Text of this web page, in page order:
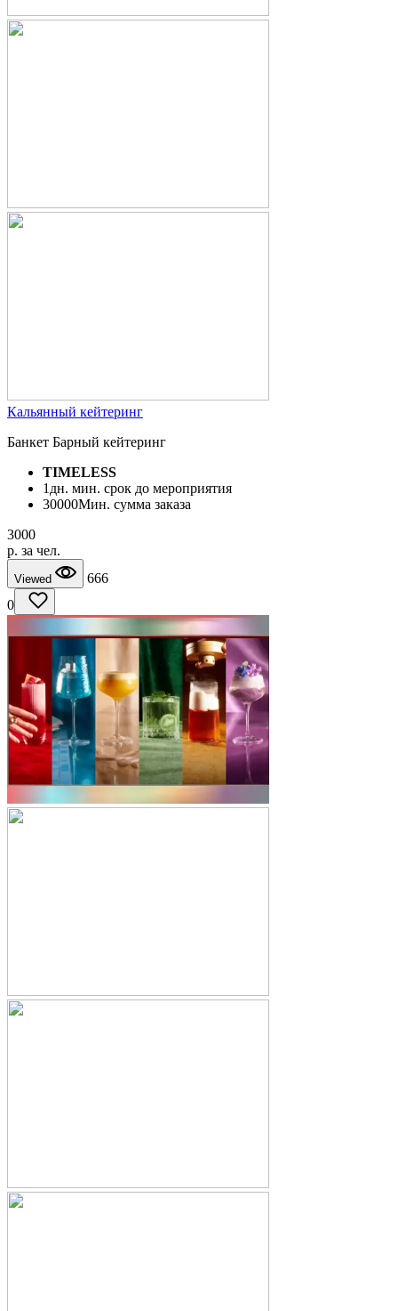
Кальянный кейтеринг
Банкет Барный кейтеринг
TIMELESS
1 дн. мин. срок до мероприятия
30000Мин. сумма заказа
3000
p. за чел.
Viewed
666
0